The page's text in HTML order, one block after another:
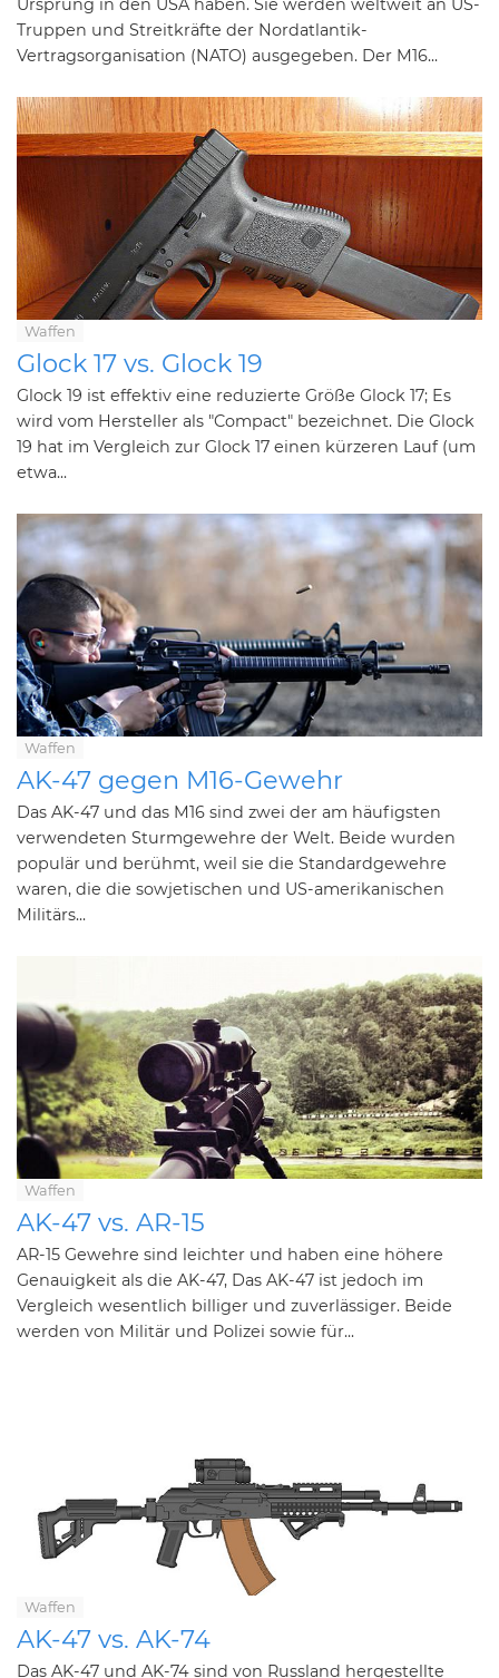
Ursprung in den USA haben. Sie werden weltweit an US-
Truppen und Streitkräfte der Nordatlantik-
Vertragsorganisation (NATO) ausgegeben. Der M16...
Waffen
Glock 17 vs. Glock 19
Glock 19 ist effektiv eine reduzierte Größe Glock 17; Es
wird vom Hersteller als "Compact" bezeichnet. Die Glock
19 hat im Vergleich zur Glock 17 einen kürzeren Lauf (um
etwa...
Waffen
AK-47 gegen M16-Gewehr
Das AK-47 und das M16 sind zwei der am häufigsten
verwendeten Sturmgewehre der Welt. Beide wurden
populär und berühmt, weil sie die Standardgewehre
waren, die die sowjetischen und US-amerikanischen
Militärs...
Waffen
AK-47 vs. AR-15
AR-15 Gewehre sind leichter und haben eine höhere
Genauigkeit als die AK-47, Das AK-47 ist jedoch im
Vergleich wesentlich billiger und zuverlässiger. Beide
werden von Militär und Polizei sowie für...
Waffen
AK-47 vs. AK-74
Das AK-47 und AK-74 sind von Russland hergestellte